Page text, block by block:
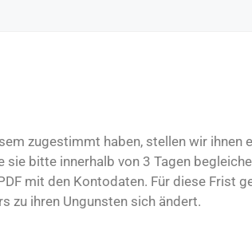
zugestimmt haben, stellen wir ihnen
bitte innerhalb von 3 Tagen
mit den Kontodaten. Für diese Frist
zu ihren Ungunsten sich ändert.